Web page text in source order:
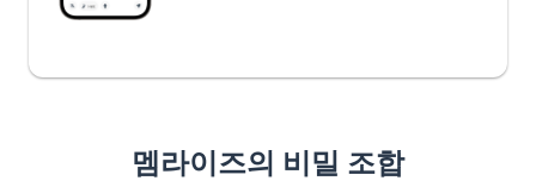
멤라이즈의 비밀 조합